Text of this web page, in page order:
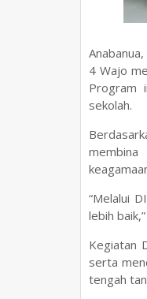
4 Wajo
Program
sekolah.
“Melalui
lebih
Kegiatan
serta
tengah